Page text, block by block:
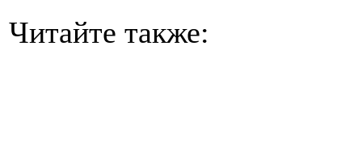
Читайте также: